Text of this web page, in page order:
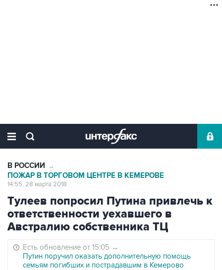
В РОССИИ →
ПОЖАР В ТОРГОВОМ ЦЕНТРЕ В КЕМЕРОВЕ
14:55, 28 марта 2018
Тулеев попросил Путина привлечь к
ответственности уехавшего в
Австралию собственника ТЦ
Есть обновление от 15:05 →
Путин поручил оказать дополнительную помощь
семьям погибших и пострадавшим в Кемерово